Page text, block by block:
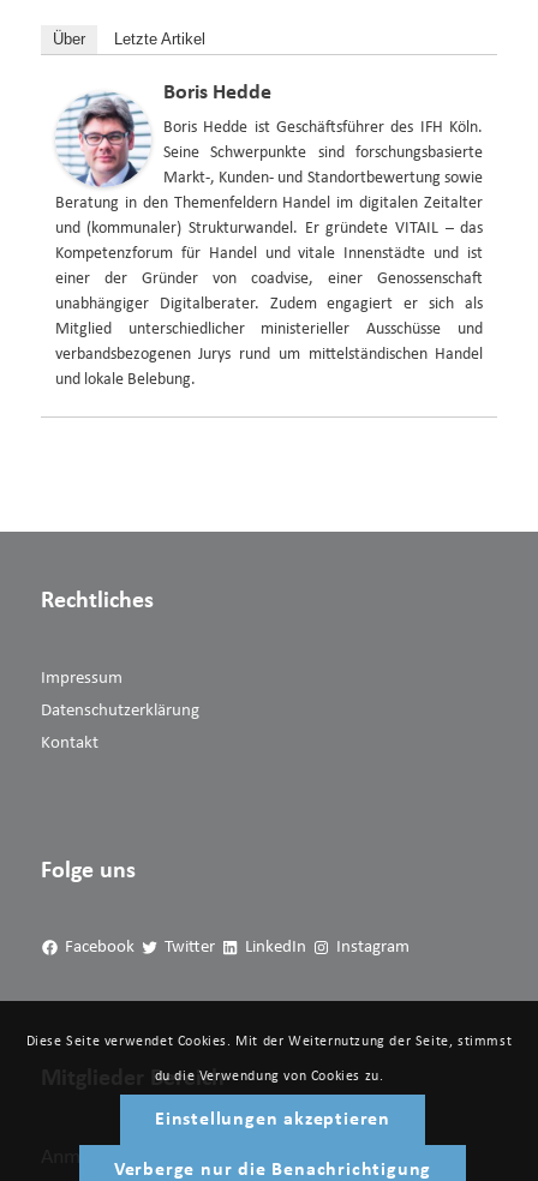
Über Letzte Artikel
Boris Hedde
Boris Hedde ist Geschäftsführer des IFH Köln.
Seine Schwerpunkte sind forschungsbasierte
Markt-, Kunden- und Standortbewertung sowie
Beratung in den Themenfeldern Handel im digitalen Zeitalter
und (kommunaler) Strukturwandel. Er gründete VITAIL – das
Kompetenzforum für Handel und vitale Innenstädte und ist
einer der Gründer von coadvise, einer Genossenschaft
unabhängiger Digitalberater. Zudem engagiert er sich als
Mitglied unterschiedlicher ministerieller Ausschüsse und
verbandsbezogenen Jurys rund um mittelständischen Handel
und lokale Belebung.
Rechtliches
Impressum
Datenschutzerklärung
Kontakt
Folge uns
Facebook Twitter LinkedIn Instagram
Mitglieder Bereich
Anmelden
Diese Seite verwendet Cookies. Mit der Weiternutzung der Seite, stimmst
du die Verwendung von Cookies zu.
Einstellungen akzeptieren
Verberge nur die Benachrichtigung